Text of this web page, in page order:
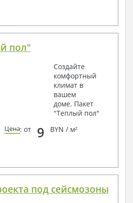
пол"
Создайте
комфортный
климат в
вашем
доме. Пакет
"Теплый пол"
Цена: от 9 BYN / м²
под сейсмозоны